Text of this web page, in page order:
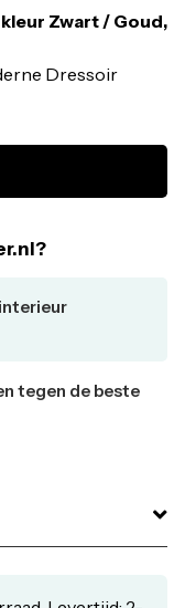
Zwart / Goud,
Dressoir
met mat goud
en om
met zwart
tegen de beste